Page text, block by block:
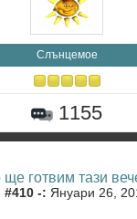
Слънцемое
1155
готвим тази
#410 -: Януари 26,